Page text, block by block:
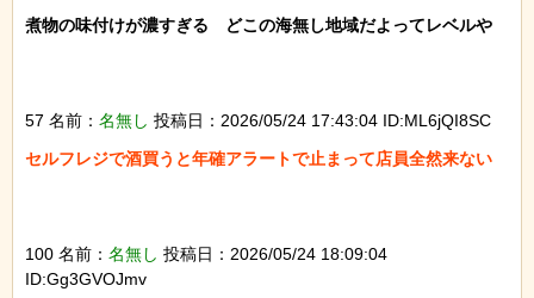
煮物の味付けが濃すぎる　どこの海無し地域だよってレベルや
57 名前： 名無し 投稿日：2026/05/24 17:43:04 ID:ML6jQI8SC
セルフレジで酒買うと年確アラートで止まって店員全然来ない
100 名前： 名無し 投稿日：2026/05/24 18:09:04
ID:Gg3GVOJmv